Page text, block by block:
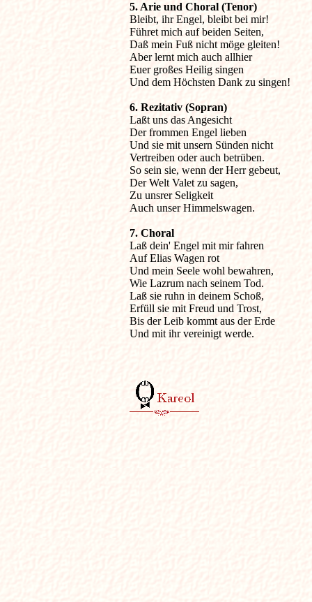
5. Arie und Choral (Tenor)
Bleibt, ihr Engel, bleibt bei mir!
Führet mich auf beiden Seiten,
Daß mein Fuß nicht möge gleiten!
Aber lernt mich auch allhier
Euer großes Heilig singen
Und dem Höchsten Dank zu singen!
6. Rezitativ (Sopran)
Laßt uns das Angesicht
Der frommen Engel lieben
Und sie mit unsern Sünden nicht
Vertreiben oder auch betrüben.
So sein sie, wenn der Herr gebeut,
Der Welt Valet zu sagen,
Zu unsrer Seligkeit
Auch unser Himmelswagen.
Laß dein' Engel mit mir fahren
Auf Elias Wagen rot
Und mein Seele wohl bewahren,
Wie Lazrum nach seinem Tod.
Laß sie ruhn in deinem Schoß,
Erfüll sie mit Freud und Trost,
Bis der Leib kommt aus der Erde
Und mit ihr vereinigt werde.